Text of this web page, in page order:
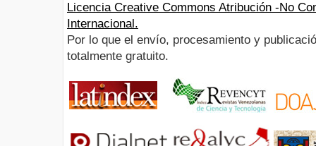
Licencia Creative Commons Atribución -No
Internacional.
Por lo que el envío, procesamiento y
totalmente gratuito.